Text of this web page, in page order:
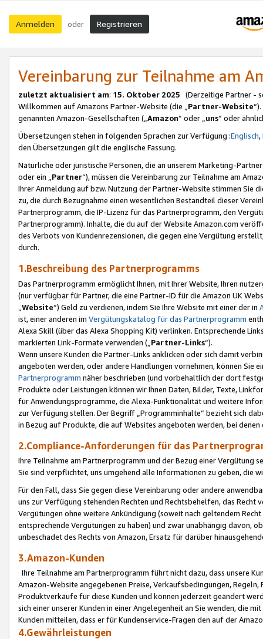
Anmelden oder Registrieren
Vereinbarung zur Teilnahme am
zuletzt aktualisiert am: 15. Oktober 2025 (Derzeitige Partner -
Willkommen auf Amazons Partner-Website (die „Partner-Website
genannten Amazon-Gesellschaften („Amazon“ oder „uns“ oder
Übersetzungen stehen in folgenden Sprachen zur Verfügung :Englisch,
den Übersetzungen gilt die englische Fassung.
Natürliche oder juristische Personen, die an unserem Marketing-
oder ein „Partner“), müssen die Vereinbarung zur Teilnahme am
Ihrer Anmeldung auf bzw. Nutzung der Partner-Website stimmen Sie
zu, die durch Bezugnahme einen wesentlichen Bestandteil dieser
Partnerprogramm, die IP-Lizenz für das Partnerprogramm, den
Partnerprogramm). Inhalte, die du auf der Website Amazon.com
des Verbots von Kundenrezensionen, die gegen eine Vergütung
durch.
1.Beschreibung des Partnerprogramms
Das Partnerprogramm ermöglicht Ihnen, mit Ihrer Website, Ihren
(nur verfügbar für Partner, die eine Partner-ID für die Amazon UK
Website“) Geld zu verdienen, indem Sie Ihre Website mit einer der in
ist, einer anderen im Vergütungskatalog für das Partnerprogramm
Alexa Skill (über das Alexa Shopping Kit) verlinken. Entsprechende
markierten Link-Formate verwenden („ Partner-Links“).
Wenn unsere Kunden die Partner-Links anklicken oder sich damit
angeboten werden, oder andere Handlungen vornehmen, können Sie
Partnerprogramm näher beschrieben (und vorbehaltlich der dort
Produkte oder Leistungen können wir Ihnen Daten, Bilder, Texte,
für Anwendungsprogramme, die Alexa-Funktionalität und weitere
zur Verfügung stellen. Der Begriff „Programminhalte“ bezieht sich
in Bezug auf Produkte, die auf Websites angeboten werden, bei
2.Compliance-Anforderungen für das
Ihre Teilnahme am Partnerprogramm und der Bezug einer Vergütung
Sie sind verpflichtet, uns umgehend alle Informationen zu geben, die
Für den Fall, dass Sie gegen diese Vereinbarung oder andere
uns zur Verfügung stehenden Rechten und Rechtsbehelfen, das
Vergütungen ohne weitere Ankündigung (soweit nach geltendem
entsprechende Vergütungen zu haben) und zwar unabhängig davon,
unbeschadet des Rechts von Amazon, Ersatz für darüber
3.Amazon-Kunden
Ihre Teilnahme am Partnerprogramm führt nicht dazu, dass unsere
Amazon-Website angegebenen Preise, Verkaufsbedingungen,
Produktverkäufe für diese Kunden und können jederzeit geändert
sich einer unserer Kunden in einer Angelegenheit an Sie wenden, die
Kunden mitteilen, dass er für Kundenservice-Fragen den auf der
4.Gewährleistungen